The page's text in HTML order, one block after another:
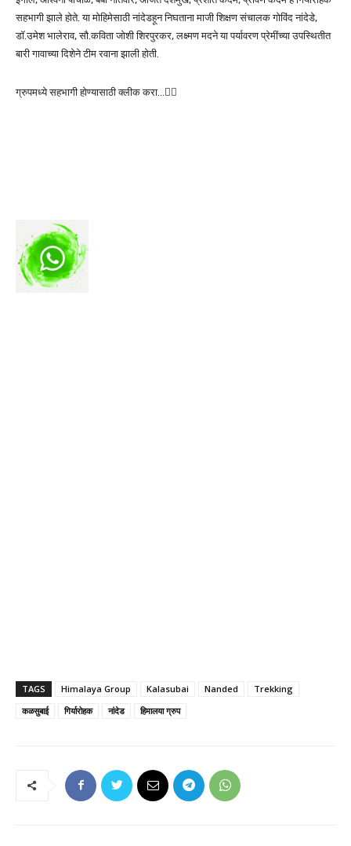
सहभागी झाले होते. या मोहिमेसाठी नांदेडहून निघताना माजी शिक्षण संचालक गोविंद नांदेडे,
डॉ.उमेश भालेराव, सौ.कविता जोशी शिरपुरकर, लक्ष्मण मदने या पर्यावरण प्रेमींच्या उपस्थितीत
बारी गावाच्या दिशेने टीम रवाना झाली होती.
ग्रुपमध्ये सहभागी होण्यासाठी क्लीक करा…👆🏻
TAGS Himalaya Group Kalasubai Nanded
Trekking
कळसुबाई
गिर्यारोहक नांदेड हिमालया ग्रुप